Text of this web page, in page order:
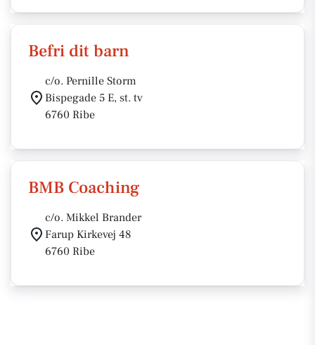
Befri dit barn
c/o. Pernille Storm
Bispegade 5 E, st. tv
6760 Ribe
BMB Coaching
c/o. Mikkel Brander
Farup Kirkevej 48
6760 Ribe